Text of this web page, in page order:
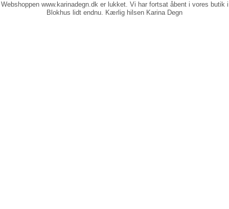
Webshoppen www.karinadegn.dk er lukket. Vi har fortsat åbent i vores butik i
Blokhus lidt endnu. Kærlig hilsen Karina Degn